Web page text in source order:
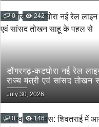
0 242
डोंगरगढ़-कटघोरा नई रेल
राज्य मंत्री एवं सांसद
July 30, 2026
0 146